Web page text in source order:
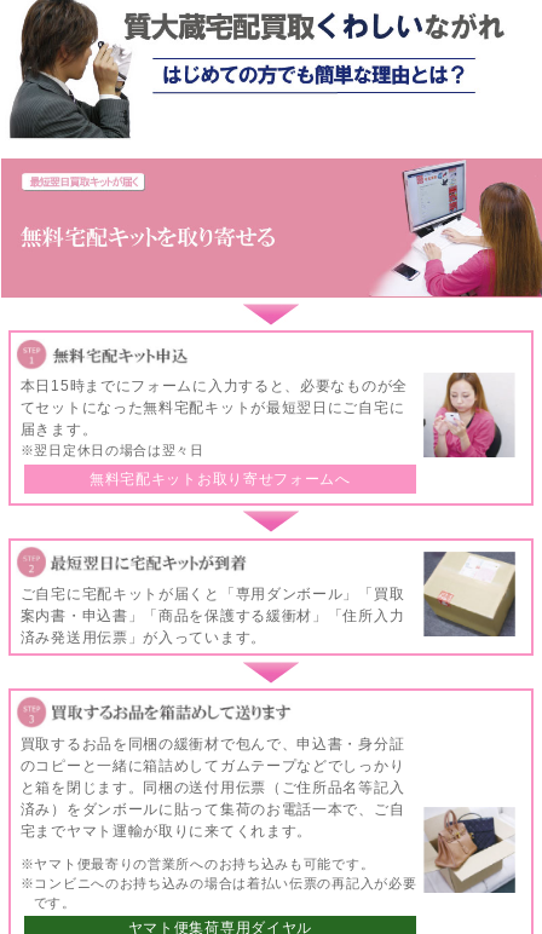
本日15時までにフォームに入力すると、必要なものが全
てセットになった無料宅配キットが最短翌日にご自宅に
届きます。
※翌日定休日の場合は翌々日
無料宅配キットお取り寄せフォームへ
ご自宅に宅配キットが届くと「専用ダンボール」「買取
案内書・申込書」「商品を保護する緩衝材」「住所入力
済み発送用伝票」が入っています。
買取するお品を同梱の緩衝材で包んで、申込書・身分証
のコピーと一緒に箱詰めしてガムテープなどでしっかり
と箱を閉じます。同梱の送付用伝票（ご住所品名等記入
済み）をダンボールに貼って集荷のお電話一本で、ご自
宅までヤマト運輸が取りに来てくれます。
※ヤマト便最寄りの営業所へのお持ち込みも可能です。
※コンビニへのお持ち込みの場合は着払い伝票の再記入が必要
です。
ヤマト便集荷専用ダイヤル